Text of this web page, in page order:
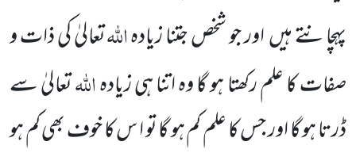
پہچانتے ہیںاورجو شخص جتنا زیادہاللہتعالیٰ کی ذات و
صفات کا علم رکھتا ہو گا وہ اتنا ہی زیادہاللہتعالیٰ سے
ڈرتا ہو گا اور جس کا علم کم ہو گا تو ا س کا خوف بھی کم ہو